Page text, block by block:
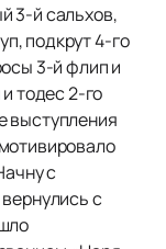
3-й сальхов,
подкрут 4-го
3-й флип и
тодес 2-го
выступления
с
с